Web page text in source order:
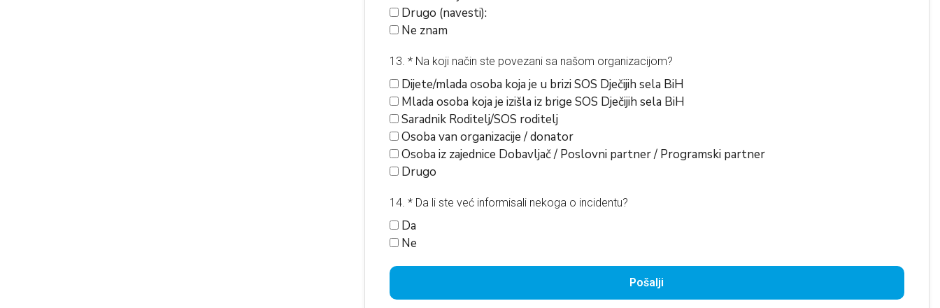
Drugo (navesti):
Ne znam
13. * Na koji način ste povezani sa našom organizacijom?
Dijete/mlada osoba koja je u brizi SOS Dječijih sela BiH
Mlada osoba koja je izišla iz brige SOS Dječijih sela BiH
Saradnik Roditelj/SOS roditelj
Osoba van organizacije / donator
Osoba iz zajednice Dobavljač / Poslovni partner / Programski partner
Drugo
14. * Da li ste već informisali nekoga o incidentu?
Da
Ne
Pošalji